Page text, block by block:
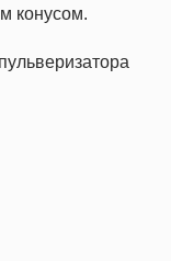
конусом.